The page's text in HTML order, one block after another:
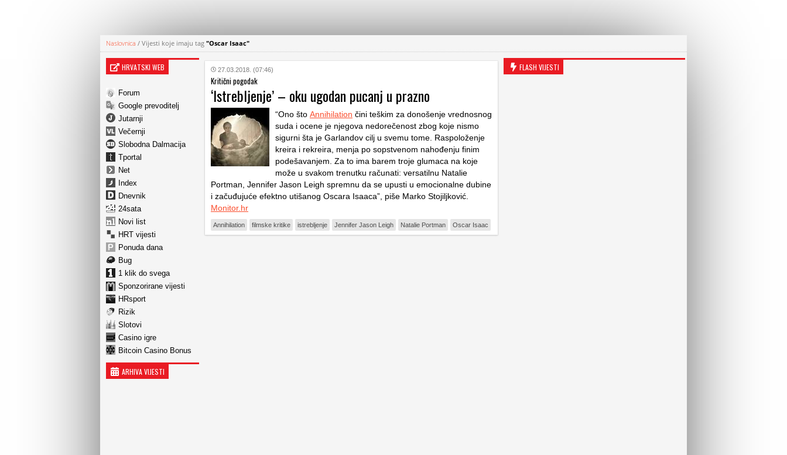
Naslovnica / Vijesti koje imaju tag "Oscar Isaac"
HRVATSKI WEB
Forum
Google prevoditelj
Jutarnji
Večernji
Slobodna Dalmacija
Tportal
Net
Index
Dnevnik
24sata
Novi list
HRT vijesti
Ponuda dana
Bug
1 klik do svega
Sponzorirane vijesti
HRsport
Rizik
Slotovi
Casino igre
Bitcoin Casino Bonus
ARHIVA VIJESTI
27.03.2018. (07:46)
Kritični pogodak
‘Istrebljenje’ – oku ugodan pucanj u prazno
“Ono što Annihilation čini teškim za donošenje vrednosnog
suda i ocene je njegova nedorečenost zbog koje nismo
sigurni šta je Garlandov cilj u svemu tome. Raspoloženje
kreira i rekreira, menja po sopstvenom nahođenju finim
podešavanjem. Za to ima barem troje glumaca na koje
može u svakom trenutku računati: versatilnu Natalie
Portman, Jennifer Jason Leigh spremnu da se upusti u emocionalne dubine
i začuđujuće efektno utišanog Oscara Isaaca”, piše Marko Stojiljković.
Monitor.hr
Annihilation filmske kritike istrebljenje Jennifer Jason Leigh Natalie Portman Oscar Isaac
FLASH VIJESTI